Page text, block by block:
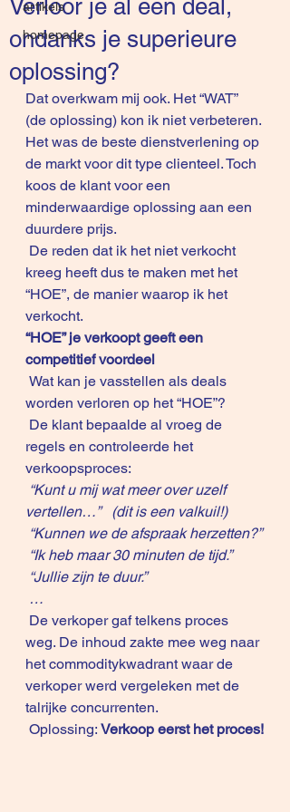
artikels
homepage
Verloor je al een deal,
ondanks je superieure
oplossing?
Dat overkwam mij ook. Het “WAT”
(de oplossing) kon ik niet verbeteren.
Het was de beste dienstverlening op
de markt voor dit type clienteel. Toch
koos de klant voor een
minderwaardige oplossing aan een
duurdere prijs.
kreeg heeft dus te maken met het
“HOE”, de manier waarop ik het
verkocht.
“HOE” je verkoopt geeft een
competitief voordeel
worden verloren op het “HOE”?
regels en controleerde het
verkoopsproces:
“Kunt u mij wat meer over uzelf
vertellen…”   (dit is een valkuil!)
“Kunnen we de afspraak herzetten?”
“Ik heb maar 30 minuten de tijd.”
“Jullie zijn te duur.”
…
weg. De inhoud zakte mee weg naar
het commoditykwadrant waar de
verkoper werd vergeleken met de
talrijke concurrenten.
Oplossing: Verkoop eerst het proces!